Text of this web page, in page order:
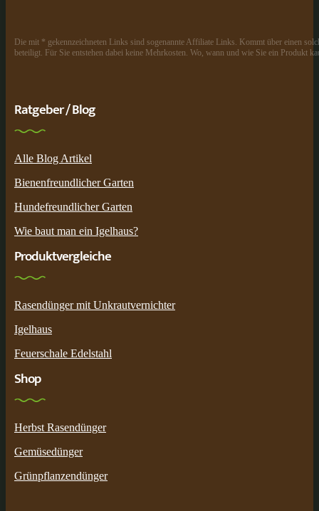
Die mit * gekennzeichneten Links sind sogenannte Affiliate Links. Kommt über einen
beteiligt. Für Sie entstehen dabei keine Mehrkosten. Wo, wann und wie Sie ein Produkt
Ratgeber / Blog
Alle Blog Artikel
Bienenfreundlicher Garten
Hundefreundlicher Garten
Wie baut man ein Igelhaus?
Produktvergleiche
Rasendünger mit Unkrautvernichter
Igelhaus
Feuerschale Edelstahl
Shop
Herbst Rasendünger
Gemüsedünger
Grünpflanzendünger